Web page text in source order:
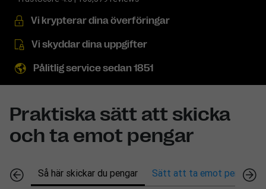
Vi krypterar dina överföringar
Vi skyddar dina uppgifter
Pålitlig service sedan 1851
Praktiska sätt att skicka
och ta emot pengar
Så här skickar du pengar Sätt att ta emot pengar